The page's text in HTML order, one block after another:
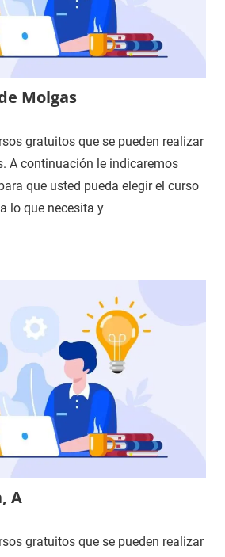
Molgas
gratuitos que se pueden realizar
A continuación le indicaremos
que usted pueda elegir el curso
lo que necesita y
A
gratuitos que se pueden realizar